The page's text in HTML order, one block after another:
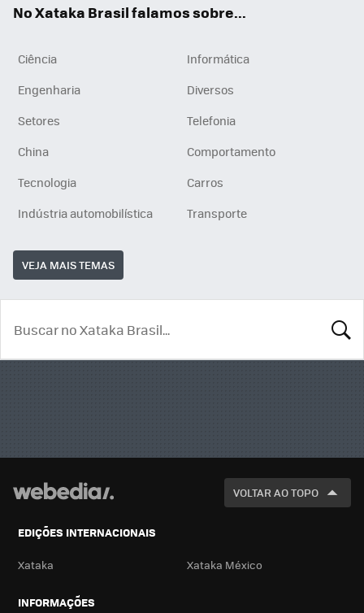
No Xataka Brasil falamos sobre...
Ciência
Informática
Engenharia
Diversos
Setores
Telefonia
China
Comportamento
Tecnologia
Carros
Indústria automobilística
Transporte
VEJA MAIS TEMAS
VOLTAR AO TOPO
EDIÇÕES INTERNACIONAIS
Xataka Xataka México
INFORMAÇÕES